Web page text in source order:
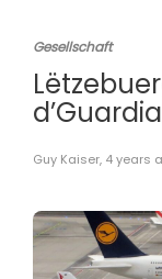
Gesellschaft
Guy Kaiser, 4 years